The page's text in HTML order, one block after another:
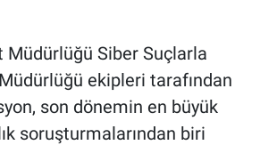
Müdürlüğü Siber Suçlarla
ekipleri tarafından
son dönemin en büyük
soruşturmalarından biri